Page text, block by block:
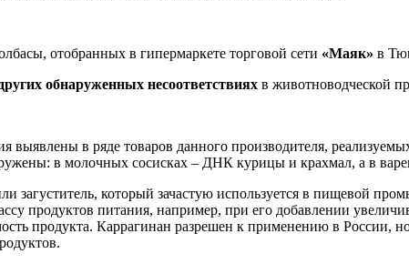
отобранных в гипермаркете торговой сети «Маяк» в
обнаруженных несоответствиях в животноводческой
выявлены в ряде товаров данного производителя,
в молочных сосисках – ДНК курицы и крахмал, а в
загуститель, который зачастую используется в пищевой
продуктов питания, например, при его добавлении
продукта. Каррагинан разрешен к применению в России,